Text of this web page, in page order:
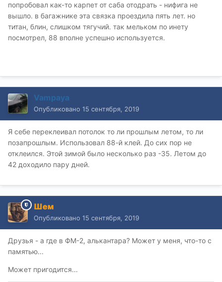
попробовал как-то карпет от саба отодрать - нифига не
вышло. в багажнике эта связка проездила пять лет. но
титан, блин, слишком тягучий. так мельком по инету
посмотрел, 88 вполне успешно используется.
Vampaya
Опубликовано 15 сентября, 2019
Я себе переклеивал потолок то ли прошлым летом, то ли
позапрошлым. Использовал 88-й клей. До сих пор не
отклеился. Этой зимой было несколько раз -35. Летом до
42 доходило пару дней.
Шем
Опубликовано 15 сентября, 2019
Друзья - а где в ФМ-2, алькантара? Может у меня, что-то с
памятью...
Может пригодится...